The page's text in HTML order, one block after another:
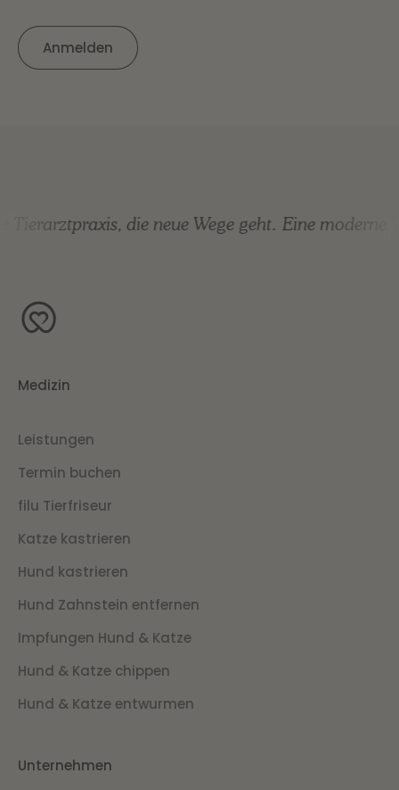
Tierarztpraxis, die neue Wege geht. Eine moderne
Medizin
Leistungen
Termin buchen
filu Tierfriseur
Katze kastrieren
Hund kastrieren
Hund Zahnstein entfernen
Impfungen Hund & Katze
Hund & Katze chippen
Hund & Katze entwurmen
Unternehmen